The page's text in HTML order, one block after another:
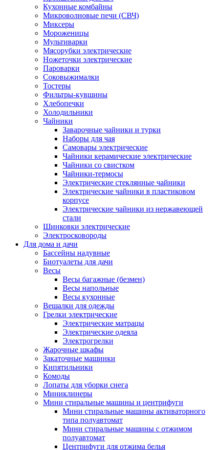
Кухонные комбайны
Микроволновые печи (СВЧ)
Миксеры
Мороженицы
Мультиварки
Мясорубки электрические
Ножеточки электрические
Пароварки
Соковыжималки
Тостеры
Фильтры-кувшины
Хлебопечки
Холодильники
Чайники
Заварочные чайники и турки
Наборы для чая
Самовары электрические
Чайники керамические электрические
Чайники со свистком
Чайники-термосы
Электрические стеклянные чайники
Электрические чайники в пластиковом
корпусе
Электрические чайники из нержавеющей
стали
Шинковки электрические
Электросковороды
Для дома и дачи
Бассейны надувные
Биотуалеты для дачи
Весы
Весы багажные (безмен)
Весы напольные
Весы кухонные
Вешалки для одежды
Грелки электрические
Электрические матрацы
Электрические одеяла
Электрогрелки
Жарочные шкафы
Закаточные машинки
Кипятильники
Комоды
Лопаты для уборки снега
Миниклинеры
Мини стиральные машины и центрифуги
Мини стиральные машины активаторного
типа полуавтомат
Мини стиральные машины с отжимом
полуавтомат
Центрифуги для отжима белья